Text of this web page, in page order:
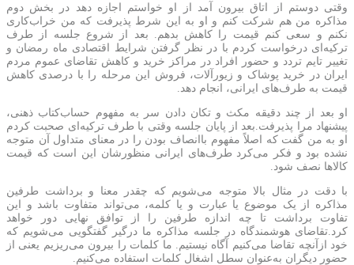
وقتی دوستم از اتاق بیرون آمد از او خواستم اجازه دهد در بخش دوم
مذاکره من هم شرکت کنم و او به این شرط پذیرفت که من خراب‌کاری
نکنم و سعی کنم قیمت را کاهش بدهم. بعد از شروع جلسه از طرف
ترکیه‌ای درخواست کردم با در نظر گرفتن شرایط اقتصادی ماه رمضان و
تغییر تایم تردد و حضور افراد در مراکز خرید و کاهش تقاضای عموم مردم
ایران در خرید پوشاک و زیورآلات، فروش این مرحله را با درصدی کاهش
قیمت به طرف‌های ایرانی، انجام دهد.
او بعد از چند دقیقه مکث و تکان دادن سر به مفهوم حساب‌کتاب ذهنی،
پیشنهاد مرا پذیرفت.بعد از پایان جلسه وقتی با طرف ترکیه‌ای صحبت کردم
او به من گفت که اصلاً مفهوم باانصاف بودن را در معنای متداول آن متوجه
نشده بود و فکر می‌کرد طرف‌های ایرانی منظورشان این است که قیمت
کالاها نصف شود.
با دقت در مثال بالا متوجه می‌شویم که چقدر معنا و برداشت طرفین
مذاکره از یک موضوع یا عبارت و یا کلمه، می‌تواند متفاوت باشد و این
تفاوت برداشت تا چه اندازه طرفین را از توافق نهایی دور خواهد
کرد.تقاضای هوشمندگاه در جلسه مذاکره ما درگیر گفتگویی می‌شویم که
خود ازآنچه تقاضا می‌کنیم آگاه نیستیم. ما کلمات را بیرون می‌ریزیم یعنی از
حضور دیگران به‌عنوان سطل اشغال کلمات استفاده می‌کنیم.